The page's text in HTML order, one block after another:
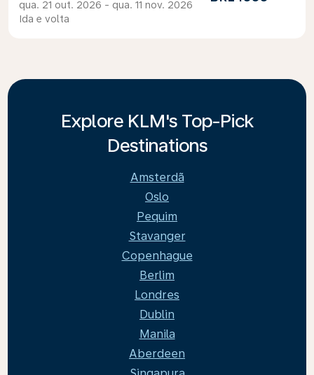
qua. 21 out. 2026 - qua. 11 nov. 2026
Ida e volta
Explore KLM's Top-Pick
Destinations
Amsterdã
Oslo
Pequim
Stavanger
Copenhague
Berlim
Londres
Dublin
Manila
Aberdeen